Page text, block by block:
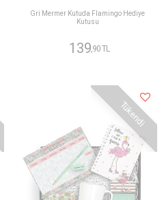
Gri Mermer Kutuda Flamingo Hediye
Kutusu
139,90 TL
Tükendi